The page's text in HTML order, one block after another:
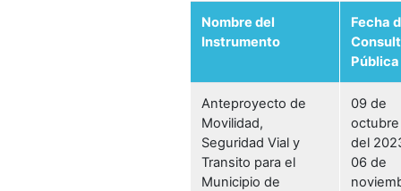
Nombre del
Instrumento
Fecha
Pública
Anteproyecto de
Movilidad,
Seguridad Vial y
Transito para el
Municipio de
09 de
octubre
del
06 de